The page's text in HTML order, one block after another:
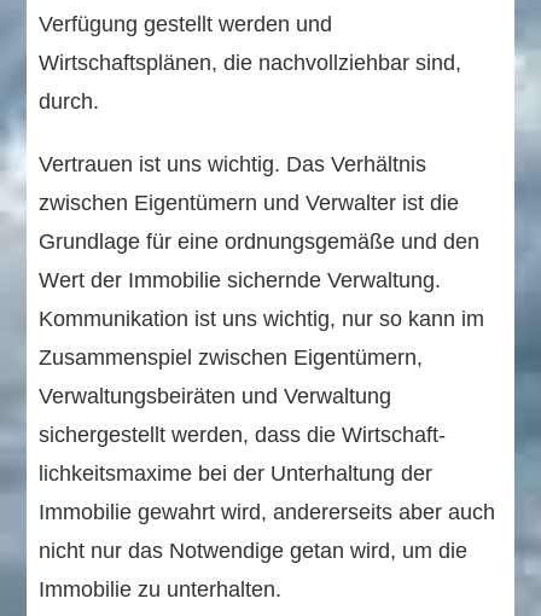
Verfügung gestellt werden und
Wirtschaftsplänen, die nachvollziehbar sind,
durch.
Vertrauen ist uns wichtig. Das Verhältnis
zwischen Eigentümern und Verwalter ist die
Grundlage für eine ordnungsgemäße und den
Wert der Immobilie sichernde Verwaltung.
Kommunikation ist uns wichtig, nur so kann im
Zusammenspiel zwischen Eigentümern,
Verwaltungs­beiräten und Verwaltung
sichergestellt werden, dass die Wirtschaft­
lichkeits­maxime bei der Unterhaltung der
Immobilie gewahrt wird, andererseits aber auch
nicht nur das Notwendige getan wird, um die
Immobilie zu unterhalten.